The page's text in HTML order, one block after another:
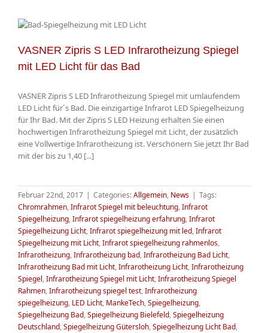
VASNER Zipris S LED Infrarotheizung Spiegel
mit LED Licht für das Bad
VASNER Zipris S LED Infrarotheizung Spiegel mit umlaufendem
LED Licht für´s Bad. Die einzigartige Infrarot LED Spiegelheizung
für Ihr Bad. Mit der Zipris S LED Heizung erhalten Sie einen
hochwertigen Infrarotheizung Spiegel mit Licht, der zusätzlich
eine Vollwertige Infrarotheizung ist. Verschönern Sie jetzt Ihr Bad
mit der bis zu 1,40 [...]
Februar 22nd, 2017 | Categories:Allgemein, News | Tags:
Chromrahmen,Infrarot Spiegel mit beleuchtung,Infrarot
Spiegelheizung,Infrarot spiegelheizung erfahrung,Infrarot
Spiegelheizung Licht,Infrarot spiegelheizung mit led,Infrarot
Spiegelheizung mit Licht,Infrarot spiegelheizung rahmenlos,
Infrarotheizung,Infrarotheizung bad,Infrarotheizung Bad Licht,
Infrarotheizung Bad mit Licht,Infrarotheizung Licht,Infrarotheizung
Spiegel,Infrarotheizung Spiegel mit Licht,Infrarotheizung Spiegel
Rahmen,Infrarotheizung spiegel test,Infrarotheizung
spiegelheizung, LED Licht, MankeTech,Spiegelheizung,
Spiegelheizung Bad,Spiegelheizung Bielefeld,Spiegelheizung
Deutschland,Spiegelheizung Gütersloh,Spiegelheizung Licht Bad,